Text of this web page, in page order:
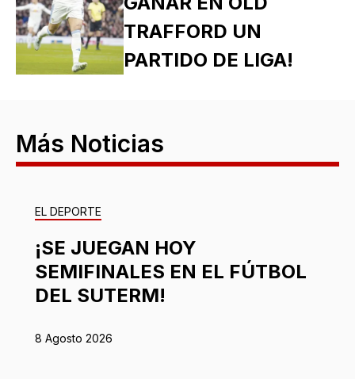
TRAFFORD UN
PARTIDO DE LIGA!
Más Noticias
EL DEPORTE
¡SE JUEGAN HOY
SEMIFINALES EN EL FÚTBOL
DEL SUTERM!
8 Agosto 2026